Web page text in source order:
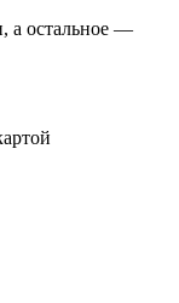
а остальное —